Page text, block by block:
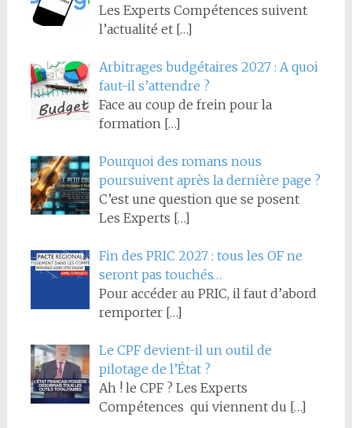
Les Experts Compétences suivent
l’actualité et […]
Arbitrages budgétaires 2027 : A quoi
faut-il s’attendre ?
Face au coup de frein pour la
formation […]
Pourquoi des romans nous
poursuivent après la dernière page ?
C’est une question que se posent
Les Experts […]
Fin des PRIC 2027 : tous les OF ne
seront pas touchés…
Pour accéder au PRIC, il faut d’abord
remporter […]
Le CPF devient-il un outil de
pilotage de l’État ?
Ah ! le CPF ? Les Experts
Compétences qui viennent du […]